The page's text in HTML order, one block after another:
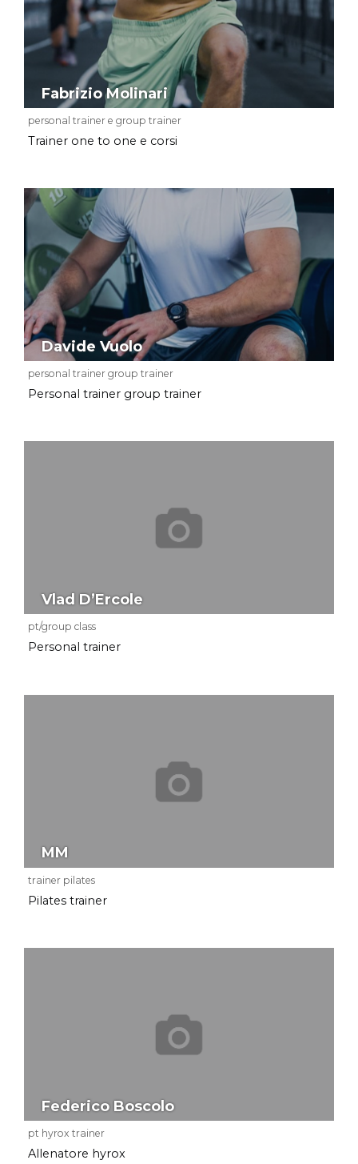
Fabrizio Molinari
personal trainer e group trainer
Trainer one to one e corsi
Davide Vuolo
personal trainer group trainer
Personal trainer group trainer
Vlad D’Ercole
pt/group class
Personal trainer
MM
trainer pilates
Pilates trainer
Federico Boscolo
pt hyrox trainer
Allenatore hyrox